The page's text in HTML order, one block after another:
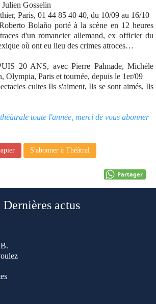
Julien Gosselin
Paris, 01 44 85 40 40, du 10/09 au 16/10
Bolaño porté à la scène en 12 heures
d'un romancier allemand, ex officier du
où ont eu lieu des crimes atroces…
20 ANS, avec Pierre Palmade, Michèle
Olympia, Paris et tournée, depuis le 1er/09
cultes Ils s'aiment, Ils se sont aimés, Ils
toute l'année, merci de vous abonner
S'abonner à Théâtral
Partager
Dernières actus